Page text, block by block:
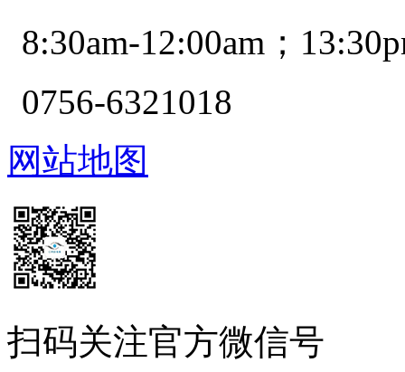
8:30am-12:00am；
0756-6321018
网站地图
扫码关注官方微信号